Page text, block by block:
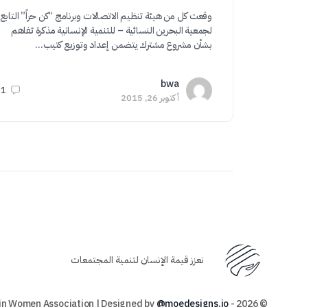
وقعت كل من هيئة تنظيم الاتصالات وبرنامج “كن حراً” التابع
لجمعية البحرين النسائية – للتنمية الإنسانية مذكرة تفاهم
بشأن مشروع مشترك يتضمن إعداد وتوزيع كتيب…
bwa
أكتوبر 26, 2015
1
نعزز قيمة الإنسان لتنمية المجتمعات
© 2026 - Bahrain Women Association | Designed by
@moedesigns.io